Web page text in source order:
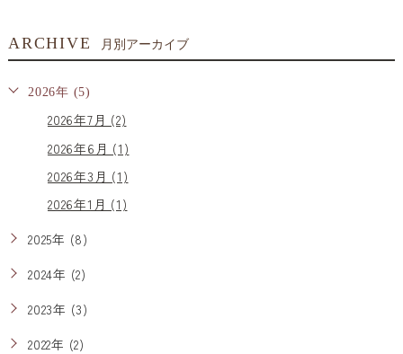
ARCHIVE 月別アーカイブ
2026年 (5)
2026年7月 (2)
2026年6月 (1)
2026年3月 (1)
2026年1月 (1)
2025年 (8)
2024年 (2)
2023年 (3)
2022年 (2)